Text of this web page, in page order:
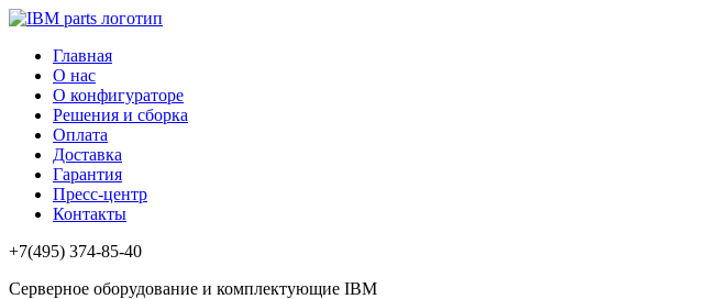
Главная
О нас
О конфигураторе
Решения и сборка
Оплата
Доставка
Гарантия
Пресс-центр
Контакты
+7(495) 374-85-40
Серверное оборудование и комплектующие IBM